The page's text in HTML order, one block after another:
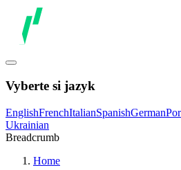
Vyberte si jazyk
EnglishFrenchItalianSpanishGerman
Ukrainian
Breadcrumb
Home